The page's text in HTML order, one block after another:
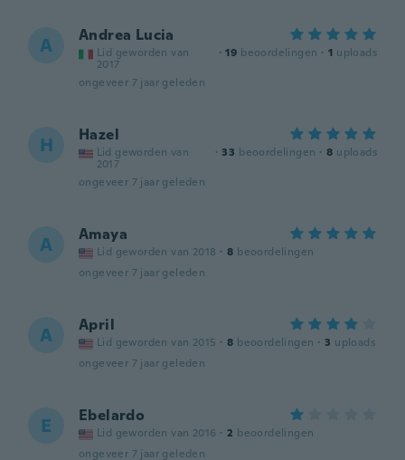
A Andrea Lucia
Lid geworden van
2017
· 19 beoordelingen · 1 uploads
ongeveer 7 jaar geleden
H Hazel
Lid geworden van
2017
· 33 beoordelingen · 8 uploads
ongeveer 7 jaar geleden
A Amaya
Lid geworden van 2018 · 8 beoordelingen
ongeveer 7 jaar geleden
A April
Lid geworden van 2015 · 8 beoordelingen · 3 uploads
ongeveer 7 jaar geleden
E Ebelardo
Lid geworden van 2016 · 2 beoordelingen
ongeveer 7 jaar geleden